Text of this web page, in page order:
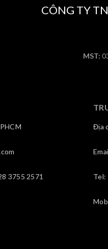
CÔNG TY
MST:
3755 2571
Địa
Tel: